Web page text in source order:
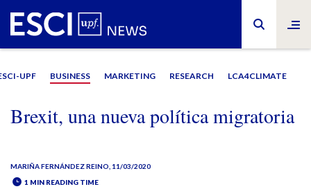
UPF BUSINESS MARKETING RESEARCH LCA4CLIMATE
Brexit, una nueva política migratoria
MARIÑA FERNÁNDEZ REINO , 11/03/2020
1 MIN READING TIME